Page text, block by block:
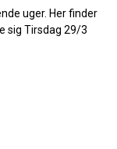
uger. Her finder
sig Tirsdag 29/3